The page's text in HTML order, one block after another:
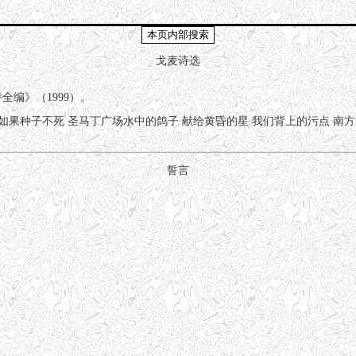
戈麦诗选
编》（1999）。
果种子不死 圣马丁广场水中的鸽子 献给黄昏的星 我们背上的污点 南方
誓言